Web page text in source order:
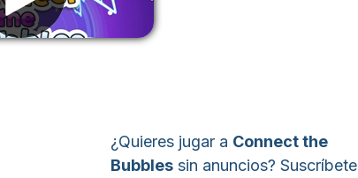
¿Quieres jugar a Connect the
Bubblessin anuncios?